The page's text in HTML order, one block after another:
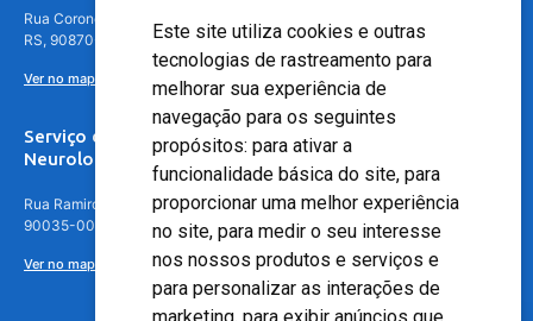
Este site utiliza cookies e outras
tecnologias de rastreamento para
melhorar sua experiência de
navegação para os seguintes
propósitos: para ativar a
funcionalidade básica do site, para
proporcionar uma melhor experiência
no site, para medir o seu interesse
nos nossos produtos e serviços e
para personalizar as interações de
Rua Coronel Aparício Borges, 250 - 3º andar - Teresópolis, Porto Alegre -
RS, 90870-016
Ver no mapa
Serviço de
Neurologia
Rua Ramiro Barcelos, 630 – 5º andar – Floresta, Porto Alegre – RS,
90035-001
Ver no mapa